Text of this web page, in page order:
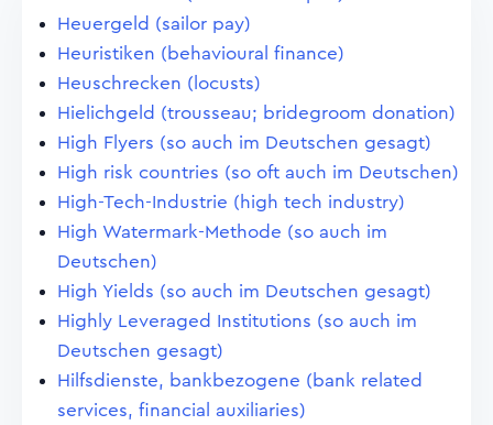
Heuergeld (sailor pay)
Heuristiken (behavioural finance)
Heuschrecken (locusts)
Hielichgeld (trousseau; bridegroom donation)
High Flyers (so auch im Deutschen gesagt)
High risk countries (so oft auch im Deutschen)
High-Tech-Industrie (high tech industry)
High Watermark-Methode (so auch im
Deutschen)
High Yields (so auch im Deutschen gesagt)
Highly Leveraged Institutions (so auch im
Deutschen gesagt)
Hilfsdienste, bankbezogene (bank related
services, financial auxiliaries)